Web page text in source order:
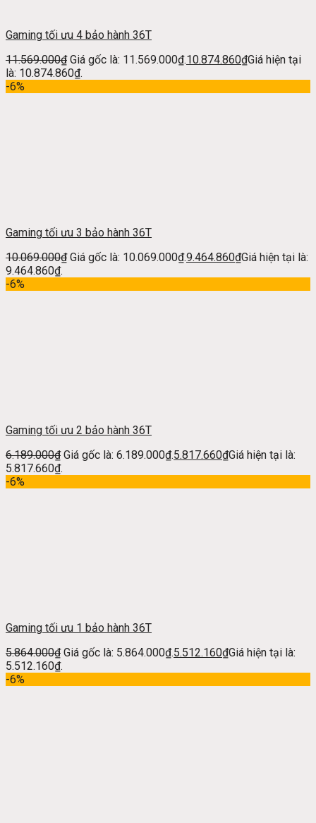
Gaming tối ưu 4 bảo hành 36T
11.569.000₫ Giá gốc là: 11.569.000₫.10.874.860₫Giá hiện tại
là: 10.874.860₫.
-6%
Gaming tối ưu 3 bảo hành 36T
10.069.000₫ Giá gốc là: 10.069.000₫.9.464.860₫Giá hiện tại là:
9.464.860₫.
-6%
Gaming tối ưu 2 bảo hành 36T
6.189.000₫ Giá gốc là: 6.189.000₫.5.817.660₫Giá hiện tại là:
5.817.660₫.
-6%
Gaming tối ưu 1 bảo hành 36T
5.864.000₫ Giá gốc là: 5.864.000₫.5.512.160₫Giá hiện tại là:
5.512.160₫.
-6%